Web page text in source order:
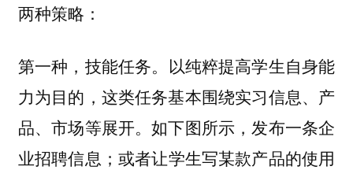
两种策略：
第一种，技能任务。 以纯粹提高学生自身能
力为目的，这类任务基本围绕实习信息、产
品、市场等展开。如下图所示，发布一条企
业招聘信息；或者让学生写某款产品的使用